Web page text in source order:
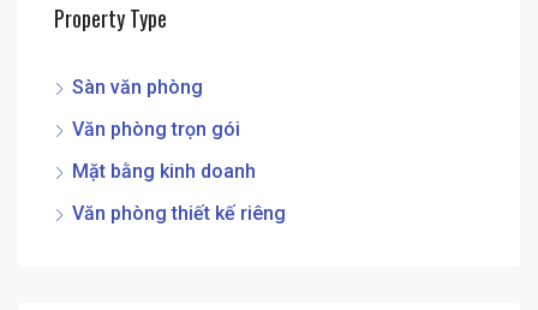
Property Type
Sàn văn phòng
Văn phòng trọn gói
Mặt bằng kinh doanh
Văn phòng thiết kế riêng